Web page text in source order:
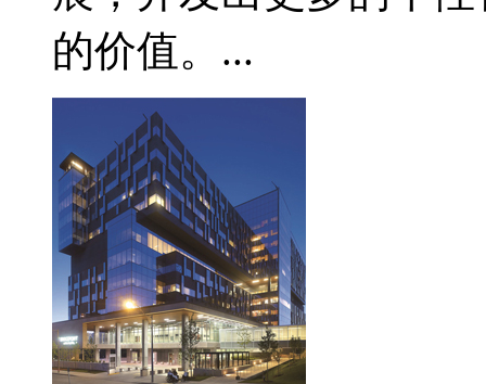
的价值。...